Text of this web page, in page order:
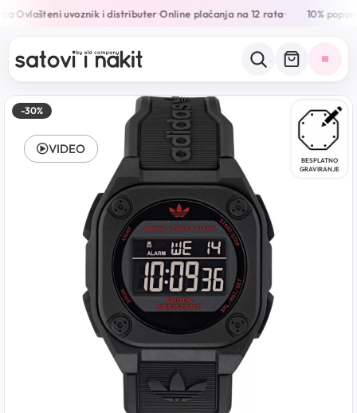
•Ovlašteni uvoznik i distributer•Online plaćanja na 12 rata• 10%
-30%
BESPLATNO
GRAVIRANJE
VIDEO